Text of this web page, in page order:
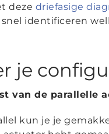
deze driefasige
identificeren
je
van de parallelle
kun je je